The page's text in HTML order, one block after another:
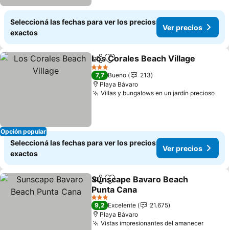
Seleccioná las fechas para ver los precios
exactos
Ver precios
Opción popular
CompartirAñadir a favoritos
Los Corales Beach Village
3 Estrellas
7,7 Bueno
213
Playa Bávaro
Villas y bungalows en un jardín precioso
Seleccioná las fechas para ver los precios
exactos
Ver precios
CompartirAñadir a favoritos
Sunscape Bavaro Beach
Punta Cana
3 Estrellas
9,2 Excelente
21.675
Playa Bávaro
Vistas impresionantes del amanecer